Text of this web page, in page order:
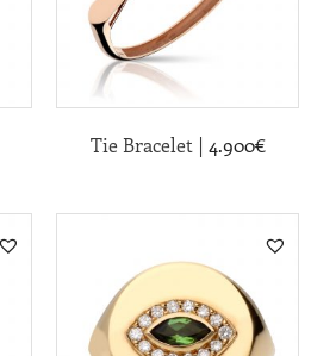
Tie Bracelet | 4.900€